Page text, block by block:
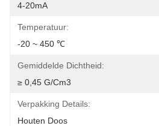
4-20mA
Temperatuur:
-20 ~ 450 ℃
Gemiddelde Dichtheid:
≥ 0,45 G/cm3
Verpakking Details:
Houten Doos